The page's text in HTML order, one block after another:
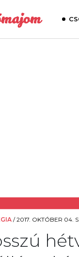
/2017. OKTÓBER 04.